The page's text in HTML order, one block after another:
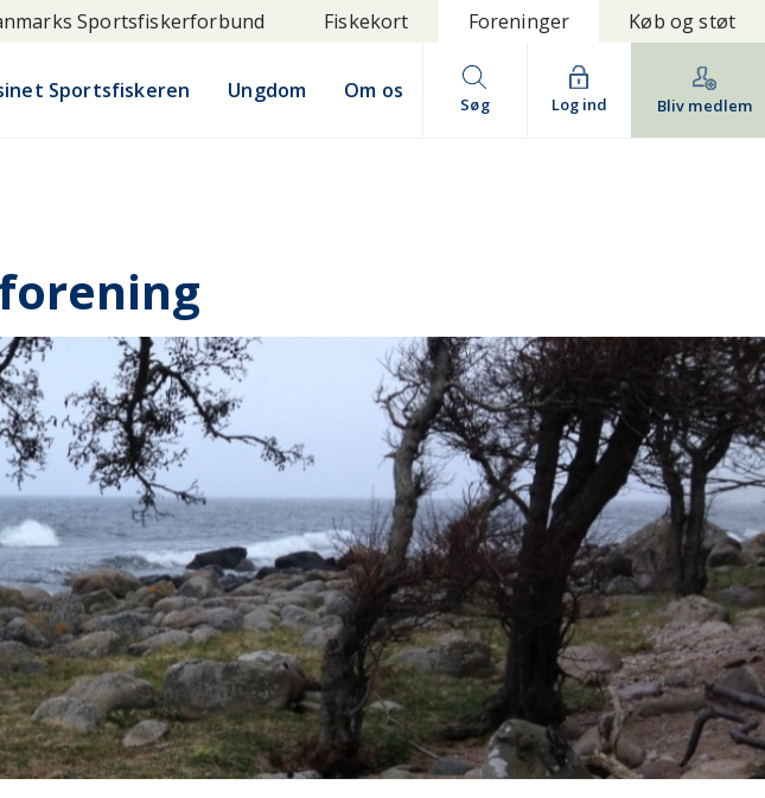
Sportsfiskerforbund Fiskekort Foreninger Køb og støt
Sportsfiskeren Ungdom Om os
Søg Log ind Bliv medlem